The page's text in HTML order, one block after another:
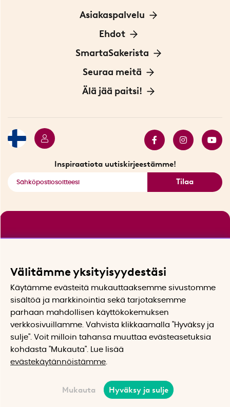
Asiakaspalvelu
Ota yhteyttä
Ehdot
Tietoa evästeistä
Yksityisyydensuoja
Sopimusehdot
SmartaSakerista
Meistä
Myymälä Tukholmassa
Seuraa meitä
Innovaattoriblogi
Älä jää paitsi!
Inspiraatiota uutiskirjeestämme!
Tilaa
Välitämme yksityisyydestäsi
Käytämme evästeitä mukauttaaksemme sivustomme
sisältöä ja markkinointia sekä tarjotaksemme
parhaan mahdollisen käyttökokemuksen
verkkosivuillamme. Vahvista klikkaamalla "Hyväksy ja
sulje". Voit milloin tahansa muuttaa evästeasetuksia
kohdasta "Mukauta". Lue lisää
evästekäytännöistämme
Mukauta Hyväksy ja sulje